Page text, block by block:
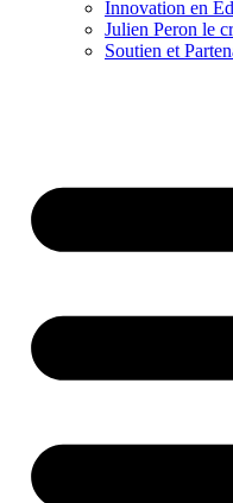
Innovation en
Julien Peron le
Soutien et